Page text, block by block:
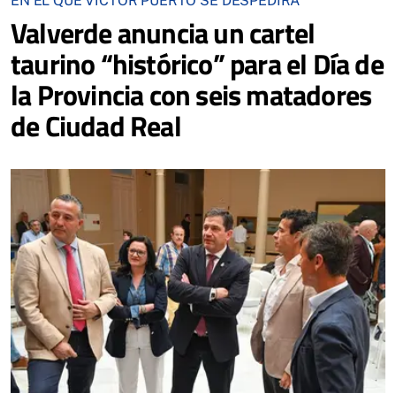
Valverde anuncia un cartel
taurino “histórico” para el Día de
la Provincia con seis matadores
de Ciudad Real